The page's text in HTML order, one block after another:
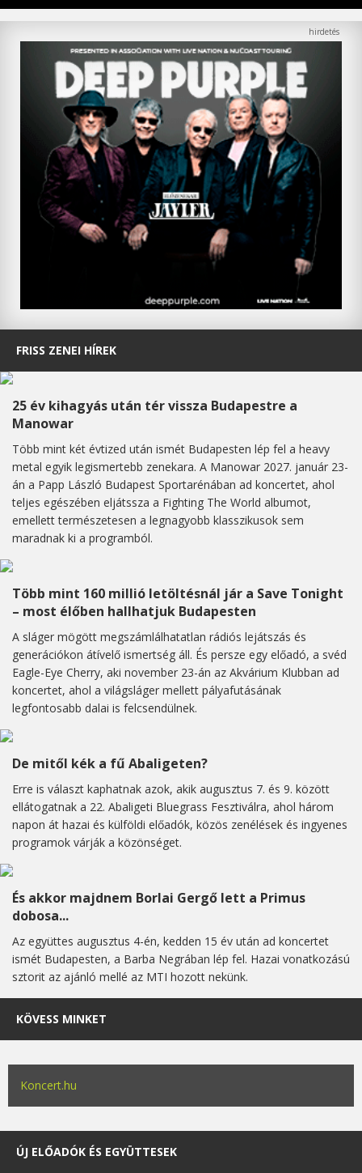
FRISS ZENEI HÍREK
25 év kihagyás után tér vissza Budapestre a
Manowar
Több mint két évtized után ismét Budapesten lép fel a heavy
metal egyik legismertebb zenekara. A Manowar 2027. január 23-
án a Papp László Budapest Sportarénában ad koncertet, ahol
teljes egészében eljátssza a Fighting The World albumot,
emellett természetesen a legnagyobb klasszikusok sem
maradnak ki a programból.
Több mint 160 millió letöltésnál jár a Save Tonight
– most élőben hallhatjuk Budapesten
A sláger mögött megszámlálhatatlan rádiós lejátszás és
generációkon átívelő ismertség áll. És persze egy előadó, a svéd
Eagle-Eye Cherry, aki november 23-án az Akvárium Klubban ad
koncertet, ahol a világsláger mellett pályafutásának
legfontosabb dalai is felcsendülnek.
De mitől kék a fű Abaligeten?
Erre is választ kaphatnak azok, akik augusztus 7. és 9. között
ellátogatnak a 22. Abaligeti Bluegrass Fesztiválra, ahol három
napon át hazai és külföldi előadók, közös zenélések és ingyenes
programok várják a közönséget.
És akkor majdnem Borlai Gergő lett a Primus
dobosa...
Az együttes augusztus 4-én, kedden 15 év után ad koncertet
ismét Budapesten, a Barba Negrában lép fel. Hazai vonatkozású
sztorit az ajánló mellé az MTI hozott nekünk.
KÖVESS MINKET
Koncert.hu
ÚJ ELŐADÓK ÉS EGYÜTTESEK